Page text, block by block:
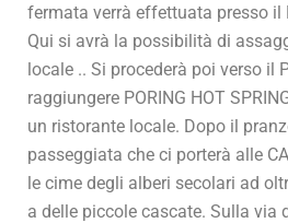
fermata verrà effettuata presso il
Qui si avrà la possibilità di
locale .. Si procederà poi verso il
raggiungere PORING HOT
un ristorante locale. Dopo il
passeggiata che ci porterà alle
le cime degli alberi secolari ad
a delle piccole cascate. Sulla via